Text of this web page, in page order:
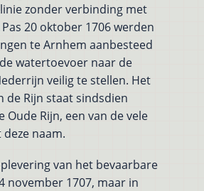
zonder verbinding met
Pas 20 oktober 1706 werden
te Arnhem aanbesteed
watertoevoer naar de
veilig te stellen. Het
de Rijn staat sindsdien
Oude Rijn, een van de vele
naam.
van het bevaarbare
november 1707, maar in